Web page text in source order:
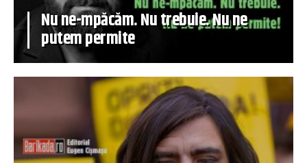
Nu ne-mpăcăm. Nu trebuie. Nu ne
putem permite